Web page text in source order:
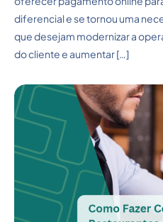
diferencial e se tornou uma
que desejam modernizar a
do cliente e aumentar […]